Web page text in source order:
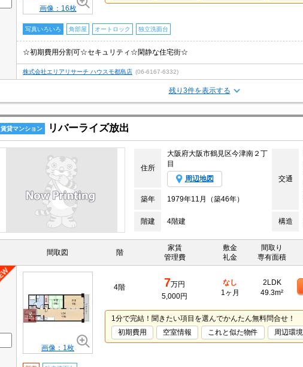
画像：16枚
写真いろいろ 角部屋 オートロック 独立洗面台
☆初期費用分割可☆セキュリティ☆閑静な住宅街☆
株式会社エリアリサーチ ハウスモ都島店 (06-6167-6332)
残り3件を表示する
賃貸マンション リバーライズ放出
住所
大阪府大阪市鶴見区今津南２丁
目
周辺地図 交通
築年 1979年11月（築46年）
階建 4階建 構造
間取図 階
家賃
管理費
敷金
礼金
間取り
専有面積
画像：1枚
4階 7万円
5,000円
なし
1ヶ月
2LDK
49.3m²
1分で完結！聞きたい項目を選んでかんたん無料問合せ！
初期費用
空室情報 これと似た物件 周辺環境